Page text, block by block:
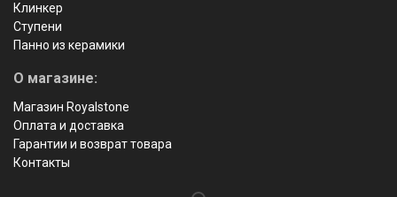
Клинкер
Ступени
Панно из керамики
О магазине:
Магазин Royalstone
Оплата и доставка
Гарантии и возврат товара
Контакты